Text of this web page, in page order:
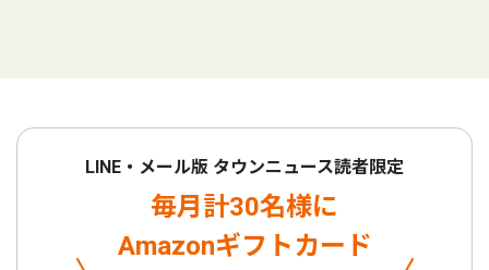
LINE・メール版 タウンニュース読者限定
毎月計30名様に
Amazonギフトカード